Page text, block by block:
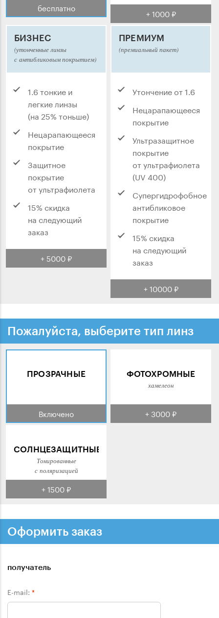
бесплатно + 1000 ₽
БИЗНЕС
(утонченные линзы
с антибликовым покрытием)
1.6 тонкие и
легкие линзы
(на 25% тоньше)
Нецарапающееся
покрытие
Защитное
покрытие
от ультрафиолета
15% скидка
на следующий
заказ
+ 5000 ₽
ПРЕМИУМ
(премиальный пакет)
Утончение от 1.6
Нецарапающееся
покрытие
Ультразащитное
покрытие
от ультрафиолета
(UV 400)
Супергидрофобное
антибликовое
покрытие
15% скидка
на следующий
заказ
+ 10000 ₽
Пожалуйста, выберите тип линз
ПРОЗРАЧНЫЕ
Включено
ФОТОХРОМНЫЕ
хамелеон
+ 3000 ₽
СОЛНЦЕЗАЩИТНЫЕ
Тонированные
с поляризацией
+ 1500 ₽
Оформить заказ
получатель
E-mail: *